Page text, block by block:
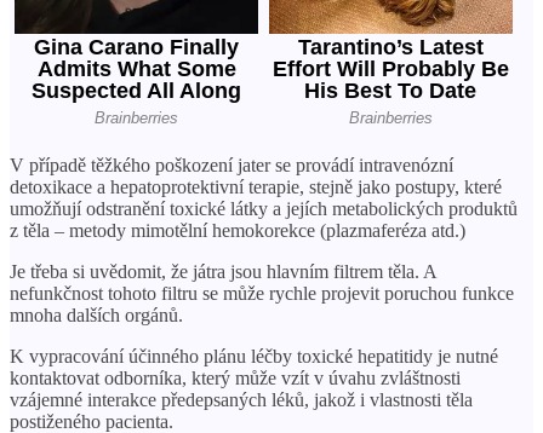
V případě těžkého poškození jater se provádí intravenózní
detoxikace a hepatoprotektivní terapie, stejně jako postupy, které
umožňují odstranění toxické látky a jejích metabolických produktů
z těla – metody mimotělní hemokorekce (plazmaferéza atd.)
Je třeba si uvědomit, že játra jsou hlavním filtrem těla. A
nefunkčnost tohoto filtru se může rychle projevit poruchou funkce
mnoha dalších orgánů.
K vypracování účinného plánu léčby toxické hepatitidy je nutné
kontaktovat odborníka, který může vzít v úvahu zvláštnosti
vzájemné interakce předepsaných léků, jakož i vlastnosti těla
postiženého pacienta.